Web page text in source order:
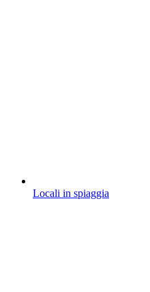
Locali in spiaggia